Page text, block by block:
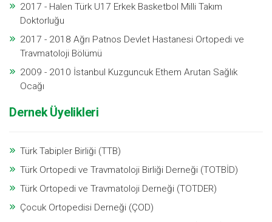
2017 - Halen Türk U17 Erkek Basketbol Milli Takım
Doktorluğu
2017 - 2018 Ağrı Patnos Devlet Hastanesi Ortopedi ve
Travmatoloji Bölümü
2009 - 2010 İstanbul Kuzguncuk Ethem Arutan Sağlık
Ocağı
Dernek Üyelikleri
Türk Tabipler Birliği (TTB)
Türk Ortopedi ve Travmatoloji Birliği Derneği (TOTBİD)
Türk Ortopedi ve Travmatoloji Derneği (TOTDER)
Çocuk Ortopedisi Derneği (ÇOD)